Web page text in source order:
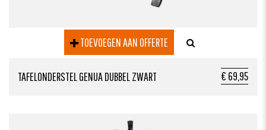
TOEVOEGEN AAN OFFERTE
€ 69,95
TAFELONDERSTEL GENUA DUBBEL ZWART